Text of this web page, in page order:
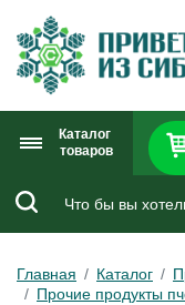
Каталог
товаров
Главная Каталог
Прочие продукты